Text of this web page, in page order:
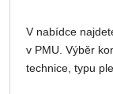
V nabídce
v PMU. Výběr
technice, typu